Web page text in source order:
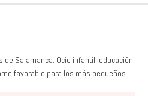
Salamanca. Ocio infantil, educación,
favorable para los más pequeños.